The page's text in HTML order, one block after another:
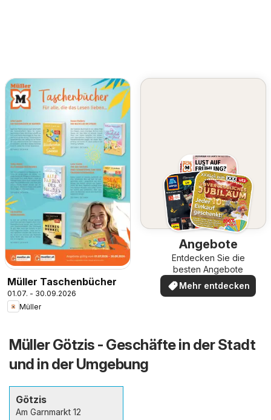
Müller Taschenbücher
01.07. - 30.09.2026
Müller
Angebote
Entdecken Sie die
besten Angebote
Mehr entdecken
Müller Götzis - Geschäfte in der Stadt
und in der Umgebung
Götzis
Am Garnmarkt 12